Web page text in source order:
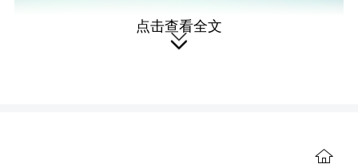
点击查看全文
